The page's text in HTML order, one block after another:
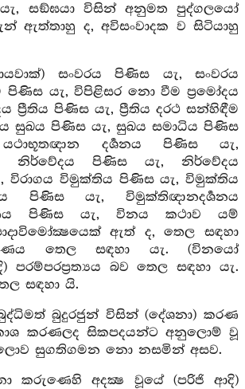
සඞ්ඝයා විසින් අනුමත පුද්ගලයෝ
ඇත්තාහු ද, අවිසංවාදක ව සිටියාහු
සංවරය පිණිස යැ, සංවරය
යැ, විපිළිසර නො වීම ප්‍රමෝදය
ප්‍රීතිය පිණිස යැ, ප්‍රීතිය දරථ සන්හිඳීම
සුඛය පිණිස යැ, සුඛය සමාධිය පිණිස
දර්‍ශනය පිණිස යැ,
නිර්වේදය පිණිස යැ, නිර්වේදය
විරාගය විමුක්තිය පිණිස යැ, විමුක්තිය
පිණිස යැ, විමුක්තිඥානදර්‍ශනය
පිණිස යැ, විනය කථාව යම්
ඇත් ද, තෙල සඳහා
තෙල සඳහා යැ. (විනයෝ
පරම්පරප්‍රත්‍යය බව තෙල සඳහා යැ.
සඳහා යි.
බුදුරජුන් විසින් (දේශනා) කරණ
කරණලද සිකපදයන්ට අනුලොම් වූ
සුගතිගමන නො නසමින් අසව.
කරුණෙහි අදක්‍ෂ වූයේ (පරිජි ආදි)